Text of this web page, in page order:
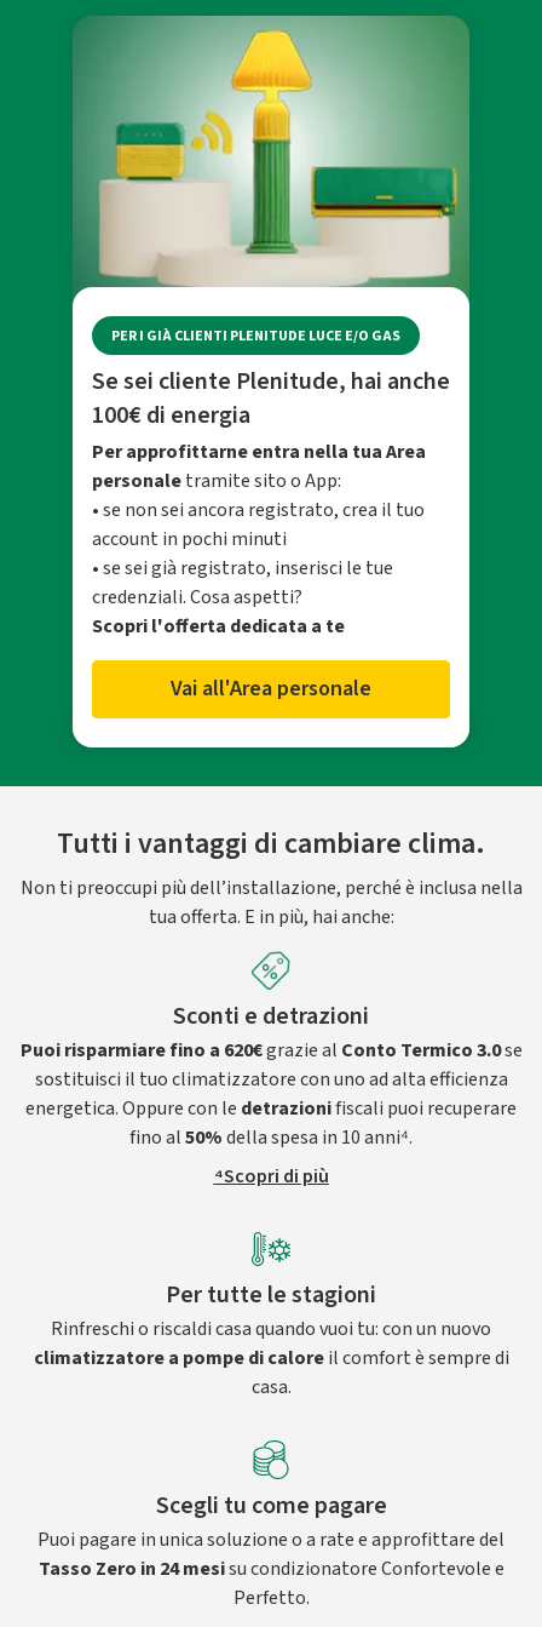
PER I GIÀ CLIENTI PLENITUDE LUCE E/O GAS
Se sei cliente Plenitude, hai anche
100€ di energia
Per approfittarne entra nella tua Area
personaletramite sito o App:
• se non sei ancora registrato, crea il tuo
account in pochi minuti
• se sei già registrato, inserisci le tue
credenziali. Cosa aspetti?
Scopri l'offerta dedicata a te
Vai all'Area personale
Tutti i vantaggi di cambiare clima.
Non ti preoccupi più dell’installazione, perché è inclusa nella
tua offerta. E in più, hai anche:
Sconti e detrazioni
Puoi risparmiare fino a 620€grazie al Conto Termico 3.0se
sostituisci il tuo climatizzatore con uno ad alta efficienza
energetica. Oppure con le detrazionifiscali puoi recuperare
fino al50%della spesa in 10 anni⁴.
⁴Scopri di più
Per tutte le stagioni
Rinfreschi o riscaldi casa quando vuoi tu: con un nuovo
climatizzatore a pompe di caloreil comfort è sempre di
casa.
Scegli tu come pagare
Puoi pagare in unica soluzione o a rate e approfittare del
Tasso Zero in 24 mesisu condizionatore Confortevole e
Perfetto.